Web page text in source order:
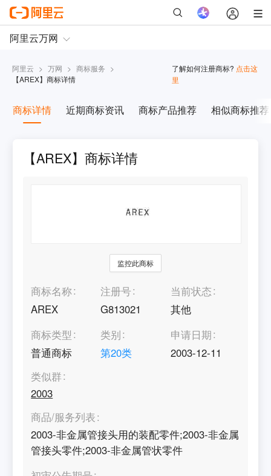
阿里云 > 万网 > 商标服务 >
【AREX】商标详情
了解如何注册商标? 点击这
里
商标详情 近期商标资讯 商标产品推荐 相似商标推荐
【AREX】商标详情
监控此商标
商标名称
AREX
注册号
G813021
当前状态
其他
商标类型
普通商标
类别
第20类
申请日期
2003-12-11
类似群
2003
商品/服务列表
2003-非金属管接头用的装配零件;2003-非金属
管接头零件;2003-非金属管状零件